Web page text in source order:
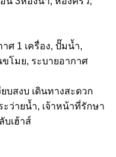
ศ 1 เครื่อง, ปั๊มน้ำ,
โมย, ระบายอากาศ
บสงบ เดินทางสะดวก
ะว่ายน้ำ, เจ้าหน้าที่รักษา
บเฮ้าส์